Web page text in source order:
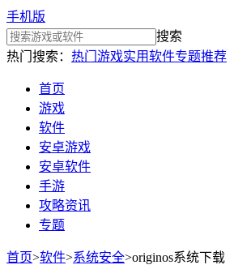
手机版
搜索
热门搜索： 热门游戏实用软件专题推荐
首页
游戏
软件
安卓游戏
安卓软件
手游
攻略资讯
专题
首页>软件>系统安全>originos系统下载